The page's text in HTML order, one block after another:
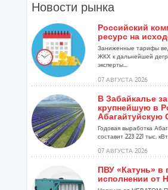
Новости рынка
Российский
ресурс на
Заниженные тарифы
ЖКХ к дальнейшей
эксперты...
07 АВГУСТА 2026
В Забайкалье
крупнейшую в
Абагайтуйскую
Годовая выработка
составит 223 221 тыс. кВт-
07 АВГУСТА 2026
ПВУ «Катунь» в
исполнении от